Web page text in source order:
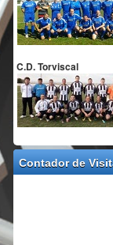
C.D. Torviscal
Contador de